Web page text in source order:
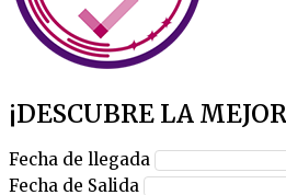
¡DESCUBRE LA
Fecha de llegada
Fecha de Salida